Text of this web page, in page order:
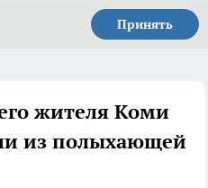
Принять
жителя Коми
из полыхающей